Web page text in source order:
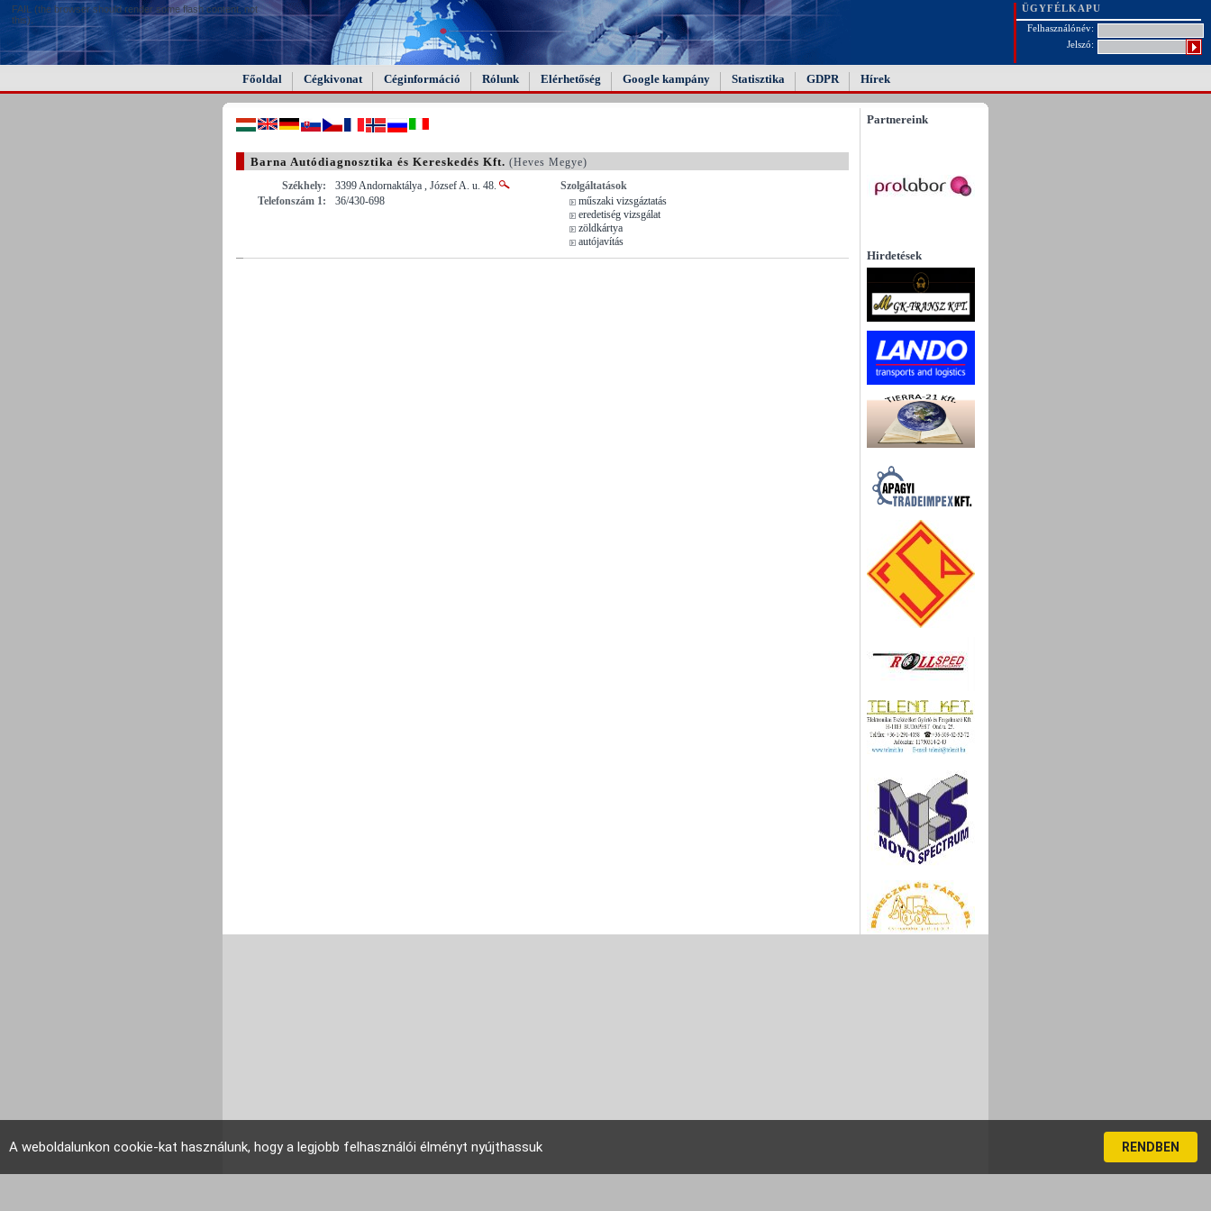
FAIL (the browser should render some flash content, not
this).
ÜGYFÉLKAPU
Felhasználónév:
Jelszó:
Főoldal Cégkivonat Céginformáció Rólunk Elérhetőség Google kampány Statisztika GDPR Hírek
Barna Autódiagnosztika és Kereskedés Kft. (Heves Megye)
Székhely:
3399 Andornaktálya , József A. u. 48.
Telefonszám 1:
36/430-698
Szolgáltatások
műszaki vizsgáztatás
eredetiség vizsgálat
zöldkártya
autójavítás
Partnereink
Hirdetések
A weboldalunkon cookie-kat használunk, hogy a legjobb felhasználói élményt nyújthassuk RENDBEN